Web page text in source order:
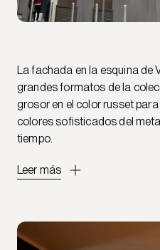
La fachada en la esquina de
grandes formatos de la
grosor en el color russet
colores sofisticados del
tiempo.
Leer más